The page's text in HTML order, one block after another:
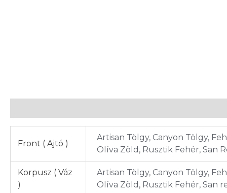
Front ( Ajtó )
Artisan Tölgy, Canyon Tölgy,
Olíva Zöld, Rusztik Fehér, San
Korpusz ( Váz
)
Artisan Tölgy, Canyon Tölgy,
Olíva Zöld, Rusztik Fehér, San